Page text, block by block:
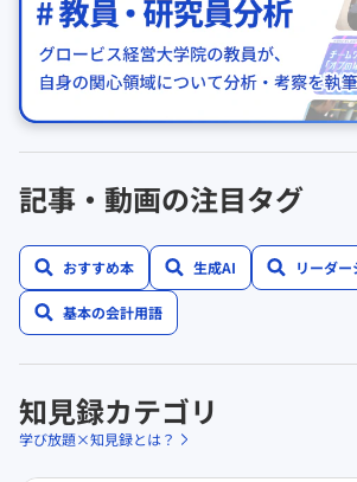
記事・動画の注目タグ
おすすめ本 生成AI リーダ
基本の会計用語
知見録カテゴリ
学び放題×知見録とは？